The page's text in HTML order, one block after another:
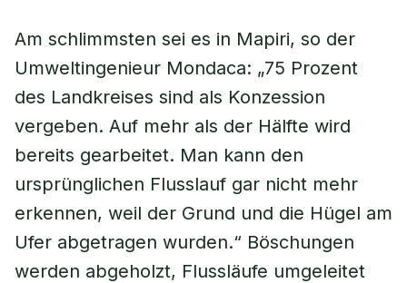
Am schlimmsten sei es in Mapiri, so der
Umweltingenieur Mondaca: „75 Prozent
des Landkreises sind als Konzession
vergeben. Auf mehr als der Hälfte wird
bereits gearbeitet. Man kann den
ursprünglichen Flusslauf gar nicht mehr
erkennen, weil der Grund und die Hügel am
Ufer abgetragen wurden.“ Böschungen
werden abgeholzt, Flussläufe umgeleitet